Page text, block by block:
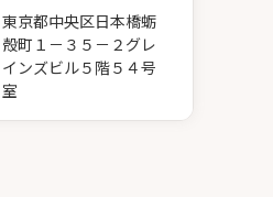
東京都中央区日本橋蛎
殻町１－３５－２グレ
インズビル５階５４号
室